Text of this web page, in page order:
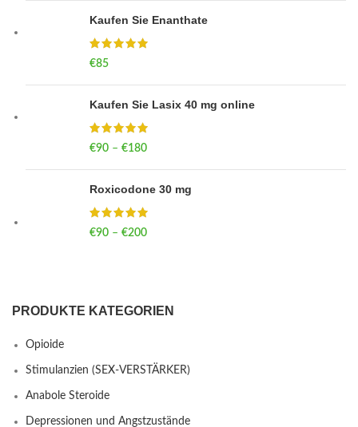
Kaufen Sie Enanthate
€85
Kaufen Sie Lasix 40 mg online
€90 – €180
Roxicodone 30 mg
€90 – €200
PRODUKTE KATEGORIEN
Opioide
Stimulanzien (SEX-VERSTÄRKER)
Anabole Steroide
Depressionen und Angstzustände